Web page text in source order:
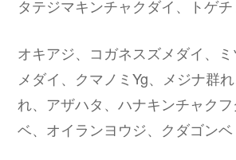
タテジマキンチャクダイ、トゲ
オキアジ、コガネスズメダイ、
メダイ、クマノミYg、メジナ群
れ、アザハタ、ハナキンチャク
ベ、オイランヨウジ、クダゴンベ